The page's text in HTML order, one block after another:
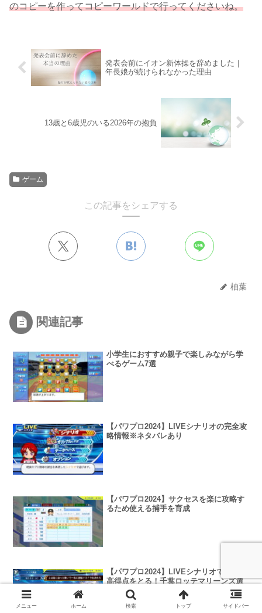
のコピーを作ってコピーワールドで行ってくださいね。
発表会前にイオン新体操を辞めました｜
年長娘が続けられなかった理由
13歳と6歳児のいる2026年の抱負
ゲーム
この記事をシェアする
柚葉
関連記事
小学生におすすめ親子で楽しみながら学
べるゲーム7選
【パワプロ2024】LIVEシナリオの完全攻
略情報※ネタバレあり
【パワプロ2024】サクセスを楽に攻略す
るため使える捕手を育成
【パワプロ2024】LIVEシナリオで楽しく
高得点をとる！千葉ロッテマリーンズ選
手応援歌（歌詞と音階の動画つき）
メニュー ホーム 検索 トップ サイドバー